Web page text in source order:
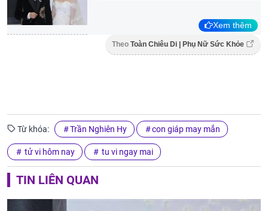
Xem thêm
Theo Toàn Chiêu Di | Phụ Nữ Sức Khỏe
Từ khóa: Trần Nghiên Hy con giáp may mắn
tử vi hôm nay tu vi ngay mai
TIN LIÊN QUAN